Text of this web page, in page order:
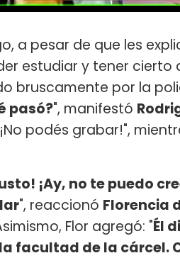
a pesar de que les
estudiar y tener cierto
bruscamente por la
pasó?", manifestó
podés grabar!",
¡Ay, no te puedo
", reaccionó Florencia
Flor agregó: "Él
facultad de la cárcel.